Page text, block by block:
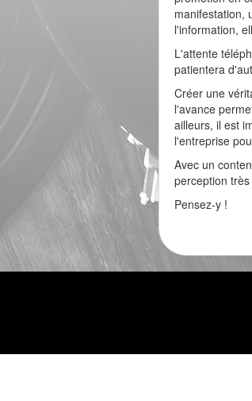
manifestation,
l'information,
L'attente
patientera
Créer une
l'avance
ailleurs, il est
l'entreprise
Avec un
perception
Pensez-y !